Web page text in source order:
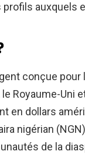
auxquels
conçue
Royaume-Uni
en dollars
nigérian
de la